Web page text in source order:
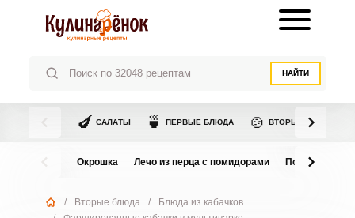
НАЙТИ
🍆 САЛАТЫ 🍵 ПЕРВЫЕ БЛЮДА 🍲 ВТОРЫЕ БЛЮДА
Окрошка Лечо из перца с помидорами Помидоры в
/ Вторые блюда /
Блюда из кабачков